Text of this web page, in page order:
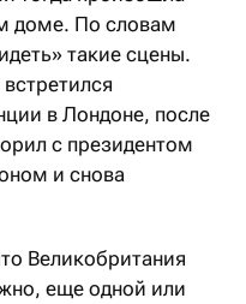
доме. По словам
такие сцены.
в Лондоне, после
с президентом
и снова
Великобритания
еще одной или